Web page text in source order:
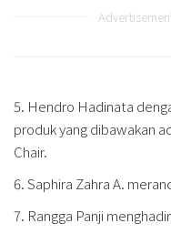
5. Hendro Hadinata
produk yang dibawakan
Chair.
6. Saphira Zahra A.
7. Rangga Panji